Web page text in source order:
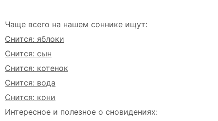
Чаще всего на нашем соннике ищут:
Снится: яблоки
Снится: сын
Снится: котенок
Снится: вода
Снится: кони
Интересное и полезное о сновидениях: